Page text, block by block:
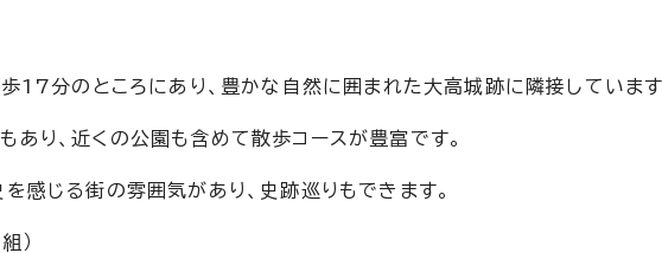
17分のところにあり、豊かな自然に囲まれた大高城跡に隣接しています
り、近くの公園も含めて散歩コースが豊富です。
感じる街の雰囲気があり、史跡巡りもできます。
）